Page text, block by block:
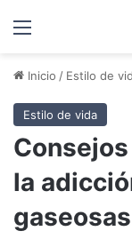
Menú
Inicio / Estilo de
Estilo de vida
la
gaseosas